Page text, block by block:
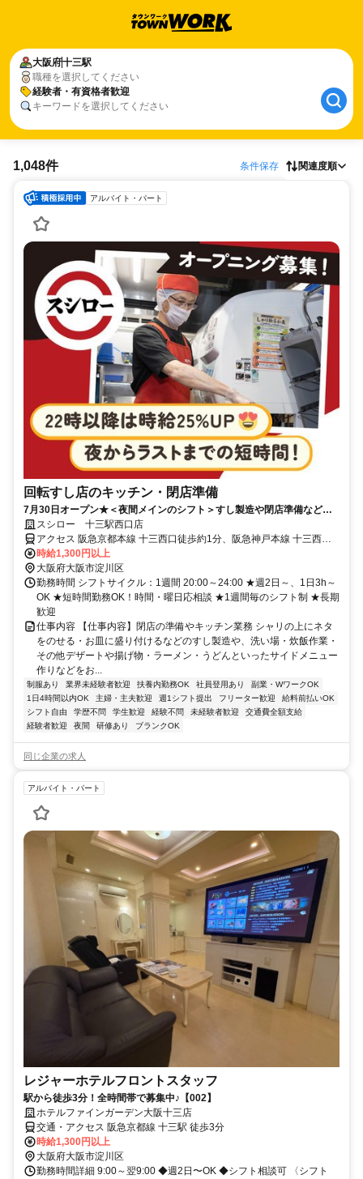
大阪府十三駅
職種を選択してください
経験者・有資格者歓迎
キーワードを選択してください
1,048件 条件保存 関連度順
アルバイト・パート
回転すし店のキッチン・閉店準備
7月30日オープン★＜夜間メインのシフト＞すし製造や閉店準備などコ
ツコツ働ける
スシロー 十三駅西口店
アクセス 阪急京都本線 十三西口徒歩約1分、阪急神戸本線 十三西口
徒歩約1分、阪急宝塚本線 十三西口徒歩約1分
時給1,300円以上
大阪府大阪市淀川区
勤務時間 シフトサイクル：1週間 20:00～24:00 ★週2日～、1日3h～
OK ★短時間勤務OK！時間・曜日応相談 ★1週間毎のシフト制 ★長期
歓迎
仕事内容 【仕事内容】閉店の準備やキッチン業務 シャリの上にネタ
をのせる・お皿に盛り付けるなどのすし製造や、洗い場・炊飯作業・
その他デザートや揚げ物・ラーメン・うどんといったサイドメニュー
作りなどをお...
制服あり 業界未経験者歓迎 扶養内勤務OK 社員登用あり
副業・WワークOK
1日4時間以内OK
主婦・主夫歓迎 週1シフト提出 フリーター歓迎
給料前払いOK
シフト自由
学歴不問 学生歓迎 経験不問 未経験者歓迎
交通費全額支給
経験者歓迎
夜間 研修あり ブランクOK
同じ企業の求人
アルバイト・パート
レジャーホテルフロントスタッフ
駅から徒歩3分！全時間帯で募集中♪【002】
ホテルファインガーデン大阪十三店
交通・アクセス 阪急京都線 十三駅 徒歩3分
時給1,300円以上
大阪府大阪市淀川区
勤務時間詳細 9:00～翌9:00 ◆週2日〜OK ◆シフト相談可 〈シフト